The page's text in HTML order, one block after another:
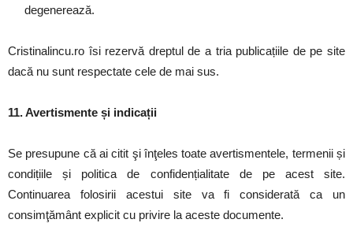
degenerează.
Cristinalincu.ro îsi rezervă dreptul de a tria publicațiile de pe site
dacă nu sunt respectate cele de mai sus.
11. Avertismente și indicații
Se presupune că ai citit şi înţeles toate avertismentele, termenii și
condițiile și politica de confidențialitate de pe acest site.
Continuarea folosirii acestui site va fi considerată ca un
consimţământ explicit cu privire la aceste documente.